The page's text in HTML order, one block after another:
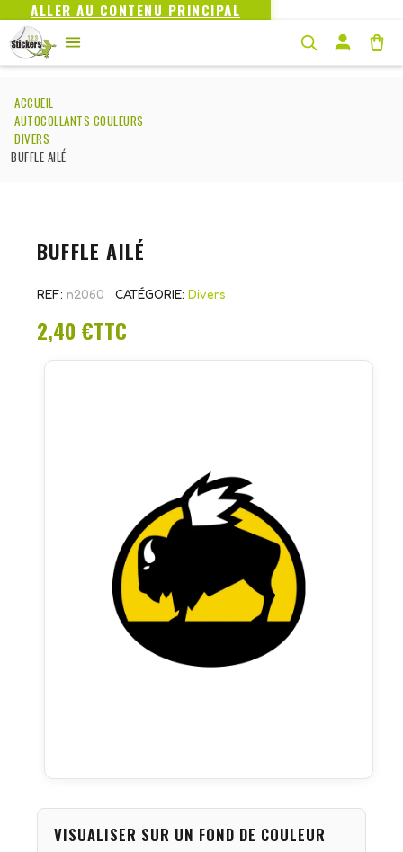
ALLER AU CONTENU PRINCIPAL
ACCUEIL
AUTOCOLLANTS COULEURS
DIVERS
BUFFLE AILÉ
BUFFLE AILÉ
REF n2060 CATÉGORIE Divers
2,40 €TTC
VISUALISER SUR UN FOND DE COULEUR